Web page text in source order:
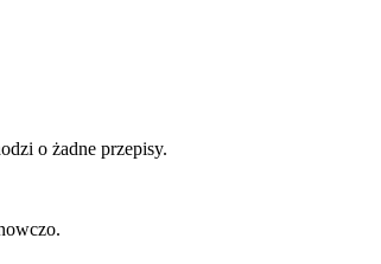
o żadne przepisy.